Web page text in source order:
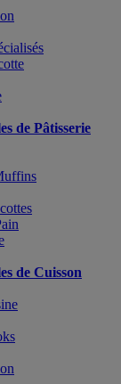
de Pâtisserie
de Cuisson